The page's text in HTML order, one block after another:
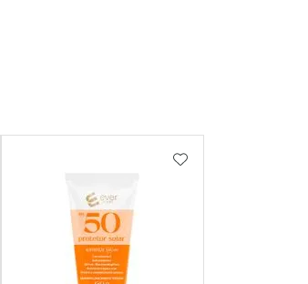
AOS FAVORITOSADICIONAR AOS